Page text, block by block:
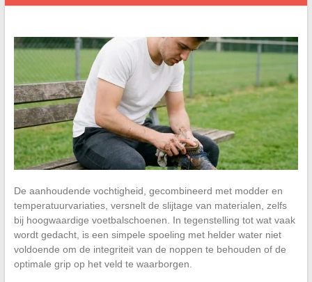
De aanhoudende vochtigheid, gecombineerd met modder en
temperatuurvariaties, versnelt de slijtage van materialen, zelfs
bij hoogwaardige voetbalschoenen. In tegenstelling tot wat vaak
wordt gedacht, is een simpele spoeling met helder water niet
voldoende om de integriteit van de noppen te behouden of de
optimale grip op het veld te waarborgen.